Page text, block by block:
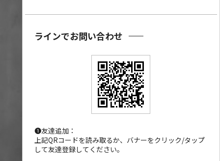
ラインでお問い合わせ
❶友達追加：
上記QRコードを読み取るか、バナーをクリック/タップ
して友達登録してください。